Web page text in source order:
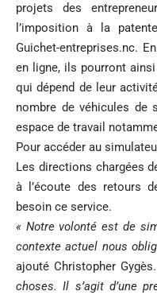
projets des
l’imposition à la
Guichet-entreprises.nc.
en ligne, ils pourront
qui dépend de leur
nombre de véhicules de
espace de travail
Pour accéder au
Les directions chargées
à l’écoute des retours
besoin ce service.
« Notre volonté est de
contexte actuel nous
ajouté Christopher Gygès.
choses. Il s’agit d’une